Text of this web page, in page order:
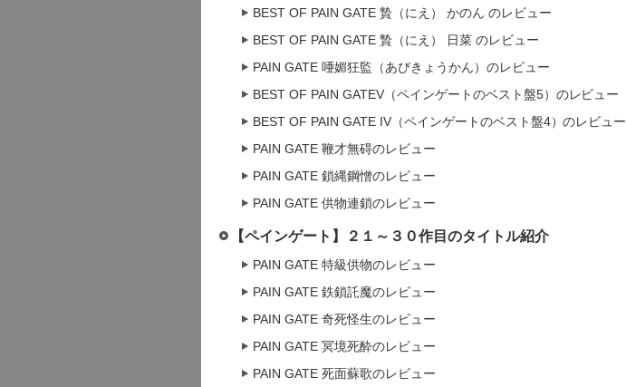
BEST OF PAIN GATE 贄（にえ） かのん のレビュー
BEST OF PAIN GATE 贄（にえ） 日菜 のレビュー
PAIN GATE 唖媚狂監（あびきょうかん）のレビュー
BEST OF PAIN GATEV（ペインゲートのベスト盤5）のレビュー
BEST OF PAIN GATE IV（ペインゲートのベスト盤4）のレビュー
PAIN GATE 鞭才無碍のレビュー
PAIN GATE 鎖縄鋼憎のレビュー
PAIN GATE 供物連鎖のレビュー
【ペインゲート】２１～３０作目のタイトル紹介
PAIN GATE 特級供物のレビュー
PAIN GATE 鉄鎖託魔のレビュー
PAIN GATE 奇死怪生のレビュー
PAIN GATE 冥境死酔のレビュー
PAIN GATE 死面蘇歌のレビュー